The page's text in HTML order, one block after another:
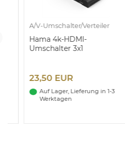
A/V-Umschalter/Verteiler
Hama 4k-HDMI-
Umschalter 3x1
23,50 EUR
Auf Lager, Lieferung in 1-3
Werktagen